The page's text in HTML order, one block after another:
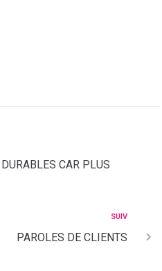
CAR PLUS
SUIV
PAROLES DE CLIENTS